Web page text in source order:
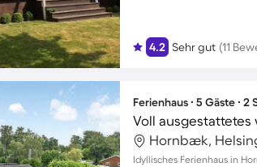
4.2 Sehr gut (11
Ferienhaus ∙ 5 Gäste ∙
Hornbæk,
Idyllisches Ferienhaus in